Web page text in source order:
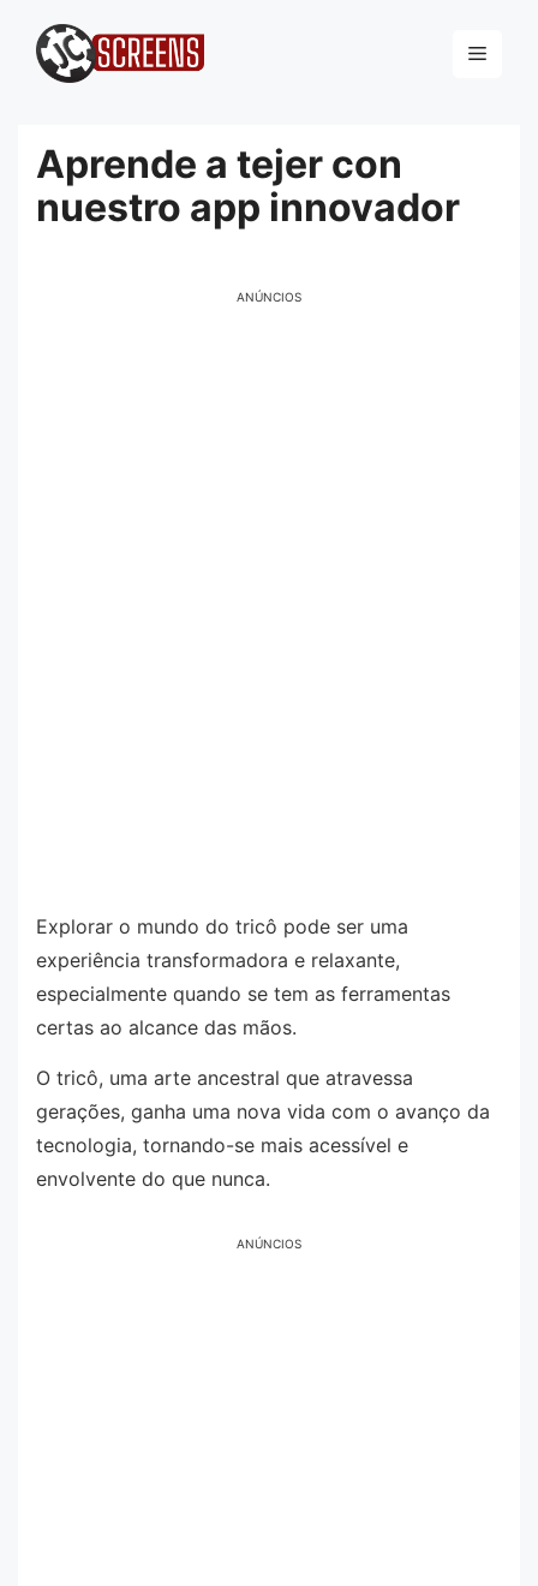
para
Menu
Aprende a tejer con
nuestro app innovador
ANÚNCIOS
Explorar o mundo do tricô pode ser uma
experiência transformadora e relaxante,
especialmente quando se tem as ferramentas
certas ao alcance das mãos.
O tricô, uma arte ancestral que atravessa
gerações, ganha uma nova vida com o avanço da
tecnologia, tornando-se mais acessível e
envolvente do que nunca.
ANÚNCIOS